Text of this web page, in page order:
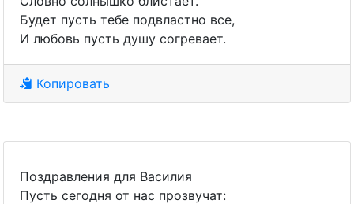
Будет пусть тебе подвластно все,
И любовь пусть душу согревает.
Копировать
Поздравления для Василия
Пусть сегодня от нас прозвучат: